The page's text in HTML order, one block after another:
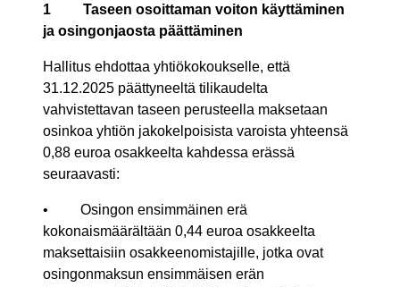
1
Taseen osoittaman voiton käyttäminen
ja osingonjaosta päättäminen
Hallitus ehdottaa yhtiökokoukselle, että
31.12.2025 päättyneeltä tilikaudelta
vahvistettavan taseen perusteella maksetaan
osinkoa yhtiön jakokelpoisista varoista yhteensä
0,88 euroa osakkeelta kahdessa erässä
seuraavasti:
• Osingon ensimmäinen erä
kokonaismäärältään 0,44 euroa osakkeelta
maksettaisiin osakkeenomistajille, jotka ovat
osingonmaksun ensimmäisen erän